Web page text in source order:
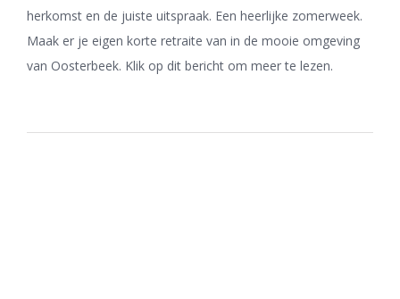
herkomst en de juiste uitspraak. Een heerlijke zomerweek.
Maak er je eigen korte retraite van in de mooie omgeving
van Oosterbeek. Klik op dit bericht om meer te lezen.